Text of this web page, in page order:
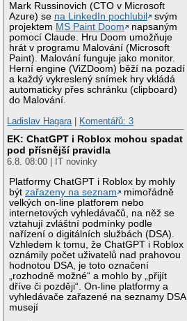
Mark Russinovich (CTO v Microsoft
Azure) se na LinkedIn pochlubil
svým
projektem MS Paint Doom
napsaným
pomocí Claude. Hru Doom umožňuje
hrát v programu Malování (Microsoft
Paint). Malování funguje jako monitor.
Herní engine (ViZDoom) běží na pozadí
a každý vykreslený snímek hry vkládá
automaticky přes schránku (clipboard)
do Malování.
Ladislav Hagara
Komentářů: 3
EK: ChatGPT i Roblox mohou spadat
pod přísnější pravidla
6.8. 08:00 | IT novinky
Platformy ChatGPT i Roblox by mohly
býtzařazeny na seznam
mimořádně
velkých on-line platforem nebo
internetových vyhledávačů, na něž se
vztahují zvláštní podmínky podle
nařízení o digitálních službách (DSA).
Vzhledem k tomu, že ChatGPT i Roblox
oznámily počet uživatelů nad prahovou
hodnotou DSA, je toto označení
„rozhodně možné“ a mohlo by „přijít
dříve či později“. On-line platformy a
vyhledávače zařazené na seznamy DSA
musejí